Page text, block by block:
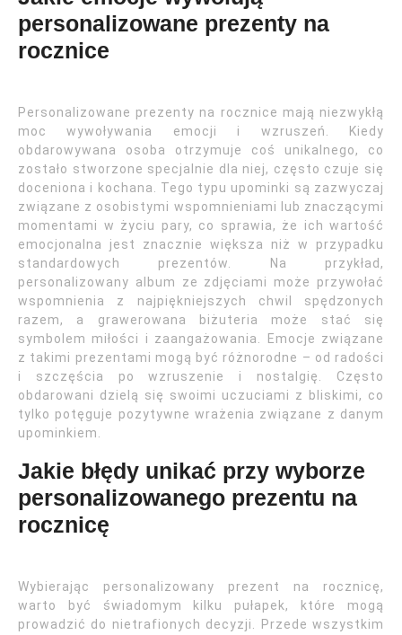
personalizowane prezenty na
rocznice
Personalizowane prezenty na rocznice mają niezwykłą
moc wywoływania emocji i wzruszeń. Kiedy
obdarowywana osoba otrzymuje coś unikalnego, co
zostało stworzone specjalnie dla niej, często czuje się
doceniona i kochana. Tego typu upominki są zazwyczaj
związane z osobistymi wspomnieniami lub znaczącymi
momentami w życiu pary, co sprawia, że ich wartość
emocjonalna jest znacznie większa niż w przypadku
standardowych prezentów. Na przykład,
personalizowany album ze zdjęciami może przywołać
wspomnienia z najpiękniejszych chwil spędzonych
razem, a grawerowana biżuteria może stać się
symbolem miłości i zaangażowania. Emocje związane
z takimi prezentami mogą być różnorodne – od radości
i szczęścia po wzruszenie i nostalgię. Często
obdarowani dzielą się swoimi uczuciami z bliskimi, co
tylko potęguje pozytywne wrażenia związane z danym
upominkiem.
Jakie błędy unikać przy wyborze
personalizowanego prezentu na
rocznicę
Wybierając personalizowany prezent na rocznicę,
warto być świadomym kilku pułapek, które mogą
prowadzić do nietrafionych decyzji. Przede wszystkim